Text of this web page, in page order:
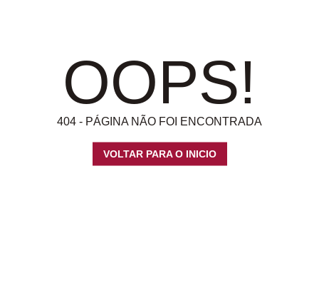
OOPS!
404 - PÁGINA NÃO FOI ENCONTRADA
VOLTAR PARA O INICIO